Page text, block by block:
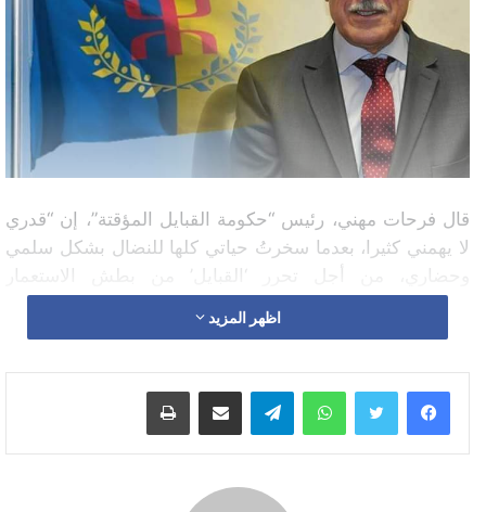
قال فرحات مهني، رئيس “حكومة القبايل المؤقتة”، إن “قدري
لا يهمني كثيرا، بعدما سخرتُ حياتي كلها للنضال بشكل سلمي
وحضاري، من أجل تحرر ‘القبايل’ من بطش الاستعمار
الجزائري وتقرير مصيرها”.
سنة، وأغلب سنوات حياتي قضيتها في السجن، الذي بات
مألوفا بالنسبة إلي مثل خطر الموت”.
والتعذيب والسجن ثمن الحرية. لذا، أنا أتحمل العواقب”، لافتا
اظهر المزيد
واتساب تيلقرام مشاركة عبر البريد طباعة